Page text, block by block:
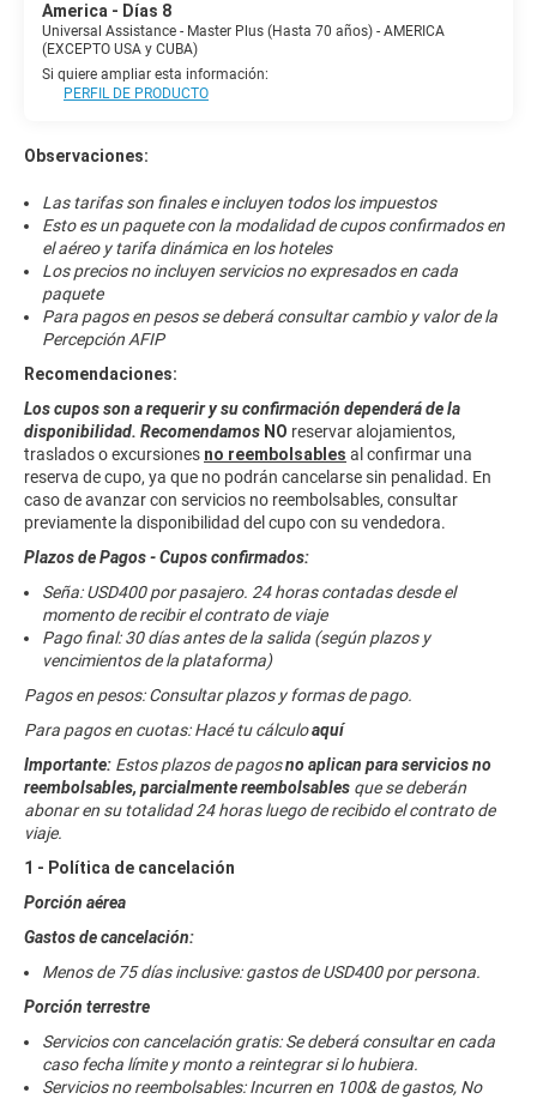
America - Días 8
Universal Assistance - Master Plus (Hasta 70 años) - AMERICA
(EXCEPTO USA y CUBA)
Si quiere ampliar esta información:
PERFIL DE PRODUCTO
Observaciones:
Las tarifas son finales e incluyen todos los impuestos
Esto es un paquete con la modalidad de cupos confirmados en
el aéreo y tarifa dinámica en los hoteles
Los precios no incluyen servicios no expresados en cada
paquete
Para pagos en pesos se deberá consultar cambio y valor de la
Percepción AFIP
Recomendaciones:
Los cupos son a requerir y su confirmación dependerá de la
disponibilidad. Recomendamos NO reservar alojamientos,
traslados o excursiones no reembolsables al confirmar una
reserva de cupo, ya que no podrán cancelarse sin penalidad. En
caso de avanzar con servicios no reembolsables, consultar
previamente la disponibilidad del cupo con su vendedora.
Plazos de Pagos - Cupos confirmados:
Seña: USD400 por pasajero. 24 horas contadas desde el
momento de recibir el contrato de viaje
Pago final: 30 días antes de la salida (según plazos y
vencimientos de la plataforma)
Pagos en pesos: Consultar plazos y formas de pago.
Para pagos en cuotas: Hacé tu cálculoaquí
Importante: Estos plazos de pagosno aplican para servicios no
reembolsables, parcialmente reembolsables que se deberán
abonar en su totalidad 24 horas luego de recibido el contrato de
viaje.
1 - Política de cancelación
Porción aérea
Gastos de cancelación:
Menos de 75 días inclusive: gastos de USD400 por persona.
Porción terrestre
Servicios con cancelación gratis: Se deberá consultar en cada
caso fecha límite y monto a reintegrar si lo hubiera.
Servicios no reembolsables: Incurren en 100& de gastos, No